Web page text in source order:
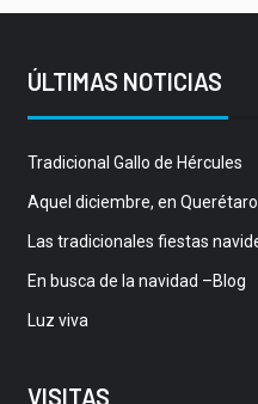
ÚLTIMAS NOTICIAS
Tradicional Gallo de Hércules
Aquel diciembre, en Querétaro
Las tradicionales fiestas
En busca de la navidad –Blog
Luz viva
VISITAS